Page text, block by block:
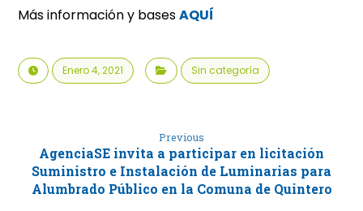
Más información y basesAQUÍ
Enero 4, 2021 Sin categoría
Previous
AgenciaSE invita a participar en licitación
Suministro e Instalación de Luminarias para
Alumbrado Público en la Comuna de Quintero